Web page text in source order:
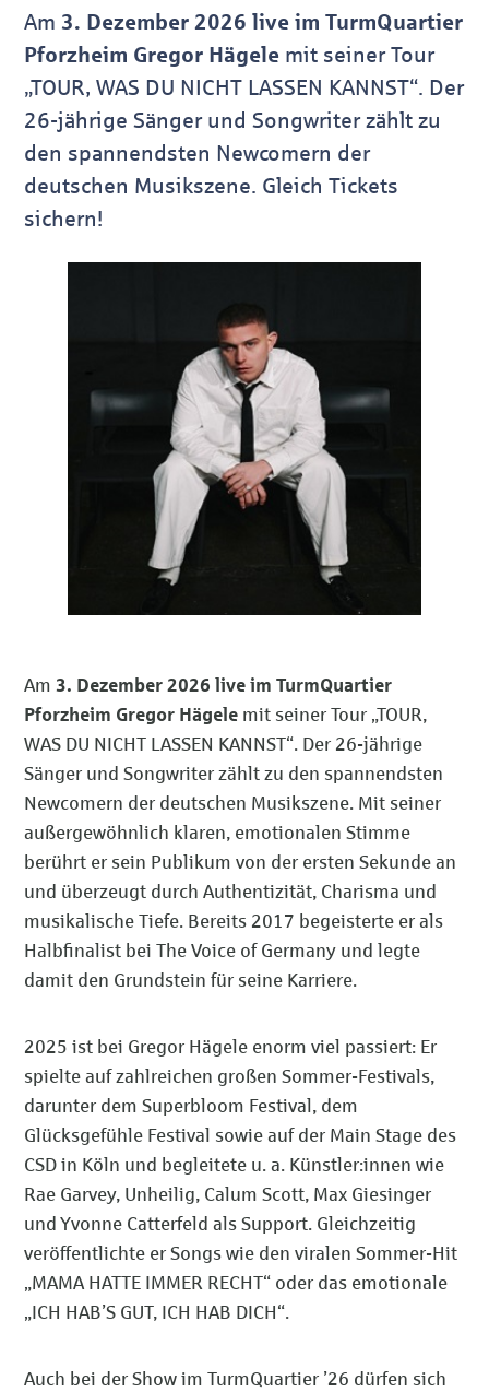
Am 3. Dezember 2026 live im TurmQuartier
Pforzheim Gregor Hägele mit seiner Tour
„TOUR, WAS DU NICHT LASSEN KANNST“. Der
26-jährige Sänger und Songwriter zählt zu
den spannendsten Newcomern der
deutschen Musikszene. Gleich Tickets
sichern!
Am 3. Dezember 2026 live im TurmQuartier
Pforzheim Gregor Hägele mit seiner Tour „TOUR,
WAS DU NICHT LASSEN KANNST“. Der 26-jährige
Sänger und Songwriter zählt zu den spannendsten
Newcomern der deutschen Musikszene. Mit seiner
außergewöhnlich klaren, emotionalen Stimme
berührt er sein Publikum von der ersten Sekunde an
und überzeugt durch Authentizität, Charisma und
musikalische Tiefe. Bereits 2017 begeisterte er als
Halbfinalist bei The Voice of Germany und legte
damit den Grundstein für seine Karriere.
2025 ist bei Gregor Hägele enorm viel passiert: Er
spielte auf zahlreichen großen Sommer-Festivals,
darunter dem Superbloom Festival, dem
Glücksgefühle Festival sowie auf der Main Stage des
CSD in Köln und begleitete u. a. Künstler:innen wie
Rae Garvey, Unheilig, Calum Scott, Max Giesinger
und Yvonne Catterfeld als Support. Gleichzeitig
veröffentlichte er Songs wie den viralen Sommer-Hit
„MAMA HATTE IMMER RECHT“ oder das emotionale
„ICH HAB’S GUT, ICH HAB DICH“.
Auch bei der Show im TurmQuartier ’26 dürfen sich